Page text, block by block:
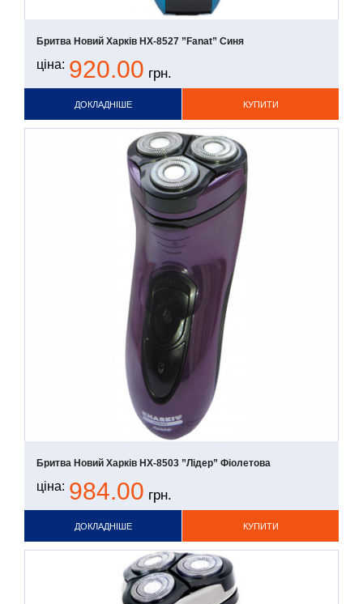
Бритва Новий Харків НХ-8527 ”Fanat” Синя
ціна: 920.00 грн.
КУПИТИ
ДОКЛАДНІШЕ
Бритва Новий Харків НХ-8503 ”Лідер” Фіолетова
ціна: 984.00 грн.
КУПИТИ
ДОКЛАДНІШЕ